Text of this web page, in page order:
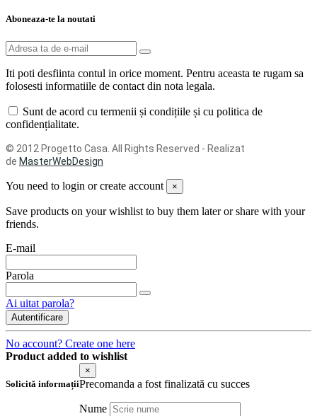
Aboneaza-te la noutati
Iti poti desfiinta contul in orice moment. Pentru aceasta te rugam sa
folosesti informatiile de contact din nota legala.
Sunt de acord cu termenii și condițiile și cu politica de
confidențialitate.
© 2012 Progetto Casa. All Rights Reserved - Realizat
de MasterWebDesign
You need to login or create account ×
Save products on your wishlist to buy them later or share with your
friends.
E-mail
Parola
Ai uitat parola?
Autentificare
No account? Create one here
Product added to wishlist
Solicită informații
×
Precomanda a fost finalizată cu succes
Nume